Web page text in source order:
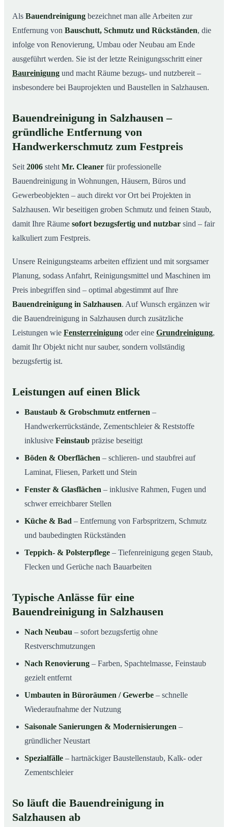
Typische Anlässe für eine Bauendreinigung in
Salzhausen
06Preise & Kostenfaktoren
07Ihre Vorteile mit Mr. Cleaner
Salzhausen & Umgebung
09Fazit
10So läuft eine professionelle Bauendreinigung in
Als Bauendreinigung bezeichnet man alle Arbeiten zur
Entfernung von Bauschutt, Schmutz und Rückständen, die
infolge von Renovierung, Umbau oder Neubau am Ende
ausgeführt werden. Sie ist der letzte Reinigungsschritt einer
Baureinigung und macht Räume bezugs- und nutzbereit –
insbesondere bei Bauprojekten und Baustellen in Salzhausen.
Bauendreinigung in Salzhausen –
gründliche Entfernung von
Handwerkerschmutz zum Festpreis
Seit 2006 steht Mr. Cleaner für professionelle
Bauendreinigung in Wohnungen, Häusern, Büros und
Gewerbeobjekten – auch direkt vor Ort bei Projekten in
Salzhausen. Wir beseitigen groben Schmutz und feinen Staub,
damit Ihre Räume sofort bezugsfertig und nutzbar sind – fair
kalkuliert zum Festpreis.
Unsere Reinigungsteams arbeiten effizient und mit sorgsamer
Planung, sodass Anfahrt, Reinigungsmittel und Maschinen im
Preis inbegriffen sind – optimal abgestimmt auf Ihre
Bauendreinigung in Salzhausen. Auf Wunsch ergänzen wir
die Bauendreinigung in Salzhausen durch zusätzliche
Leistungen wie Fensterreinigung oder eine Grundreinigung,
damit Ihr Objekt nicht nur sauber, sondern vollständig
bezugsfertig ist.
Leistungen auf einen Blick
Baustaub & Grobschmutz entfernen –
Handwerkerrückstände, Zementschleier & Reststoffe
inklusive Feinstaub präzise beseitigt
Böden & Oberflächen – schlieren- und staubfrei auf
Laminat, Fliesen, Parkett und Stein
Fenster & Glasflächen – inklusive Rahmen, Fugen und
schwer erreichbarer Stellen
Küche & Bad – Entfernung von Farbspritzern, Schmutz
und baubedingten Rückständen
Teppich- & Polsterpflege – Tiefenreinigung gegen Staub,
Flecken und Gerüche nach Bauarbeiten
Typische Anlässe für eine
Bauendreinigung in Salzhausen
Nach Neubau – sofort bezugsfertig ohne
Restverschmutzungen
Nach Renovierung – Farben, Spachtelmasse, Feinstaub
gezielt entfernt
Umbauten in Büroräumen / Gewerbe – schnelle
Wiederaufnahme der Nutzung
Saisonale Sanierungen & Modernisierungen –
gründlicher Neustart
Spezialfälle – hartnäckiger Baustellenstaub, Kalk- oder
Zementschleier
So läuft die Bauendreinigung in
Salzhausen ab